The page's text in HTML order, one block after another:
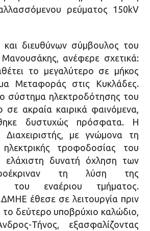
ρεύματος 150kV
διευθύνων σύμβουλος του
ανέφερε σχετικά:
το μεγαλύτερο σε μήκος
Μεταφοράς στις Κυκλάδες.
σύστημα ηλεκτροδότησης του
σε ακραία καιρικά φαινόμενα,
δυστυχώς πρόσφατα. Η
Διαχειριστής, με γνώμονα τη
τροφοδοσίας του
ελάχιστη δυνατή όχληση των
τη λύση της
του εναέριου τμήματος.
έθεσε σε λειτουργία πριν
το δεύτερο υποβρύχιο καλώδιο,
Τήνος, εξασφαλίζοντας